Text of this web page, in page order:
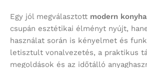
Egy jól megválasztott modern
csupán esztétikai élményt nyújt,
használat során is kényelmet és
letisztult vonalvezetés, a praktikus
megoldások és az időtálló